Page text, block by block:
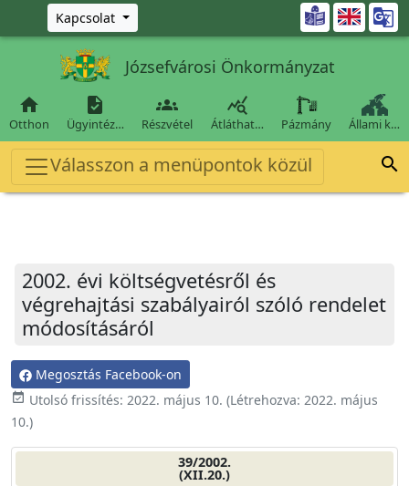
Ugrás a fő tartalomra
Kapcsolat 
Józsefvárosi Önkormányzat

Otthon

Ügyintéz…

Részvétel

Átláthat… Pázmány Állami k…
Válasszon a menüpontok közül 
2002. évi költségvetésről és
végrehajtási szabályairól szóló rendelet
módosításáról
Megosztás Facebook-on
event_available Utolsó frissítés: 2022. május 10. (Létrehozva: 2022. május
10.)
39/2002.
(XII.20.)